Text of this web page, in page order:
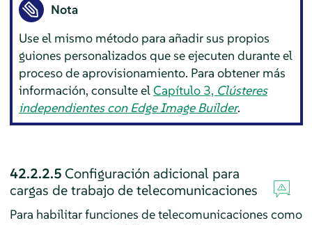
Nota
Use el mismo método para añadir sus propios
guiones personalizados que se ejecuten durante el
proceso de aprovisionamiento. Para obtener más
información, consulte elCapítulo 3, Clústeres
independientes con Edge Image Builder.
42.2.2.5 Configuración adicional para
cargas de trabajo de telecomunicaciones
Para habilitar funciones de telecomunicaciones como